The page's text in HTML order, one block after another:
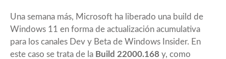
Una semana más, Microsoft ha liberado una build de
Windows 11 en forma de actualización acumulativa
para los canales Dev y Beta de Windows Insider. En
este caso se trata de la Build 22000.168 y, como